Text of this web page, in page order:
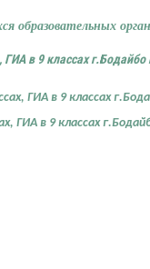
образовательных
в 9 классах г.Бодайбо
ГИА в 9 классах
ГИА в 9 классах